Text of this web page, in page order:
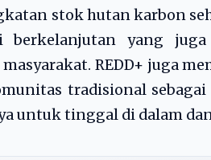
stok hutan karbon
berkelanjutan yang
REDD+ juga
tradisional
untuk tinggal di dalam